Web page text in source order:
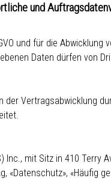
und
und für die
Daten dürfen von
Vertragsabwicklung
mit Sitz in 410 Terry
, «Datenschutz», «Häufig